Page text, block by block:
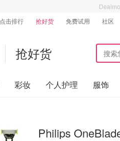
点击排行 抢好货 免费试用 社区
抢好货
彩妆 个人护理 服饰
Philips